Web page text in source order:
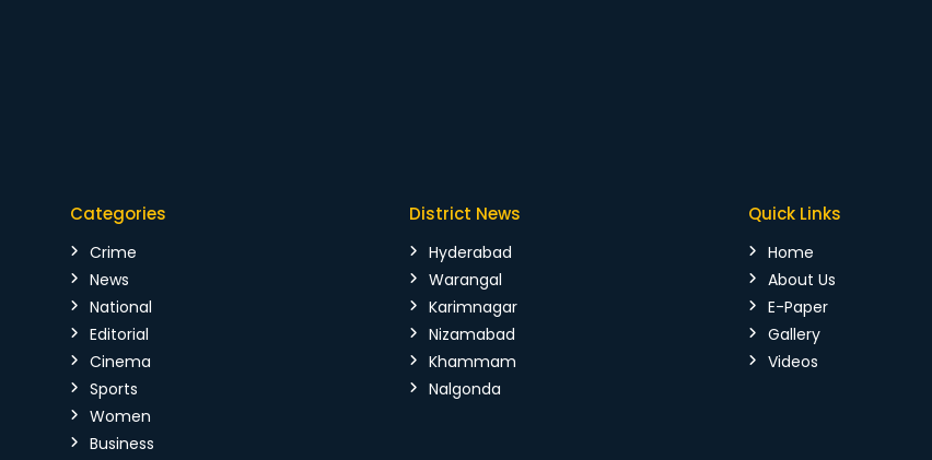
Categories
Crime
News
National
Editorial
Cinema
Sports
Women
Business
District News
Hyderabad
Warangal
Karimnagar
Nizamabad
Khammam
Nalgonda
Quick Links
Home
About Us
E-Paper
Gallery
Videos